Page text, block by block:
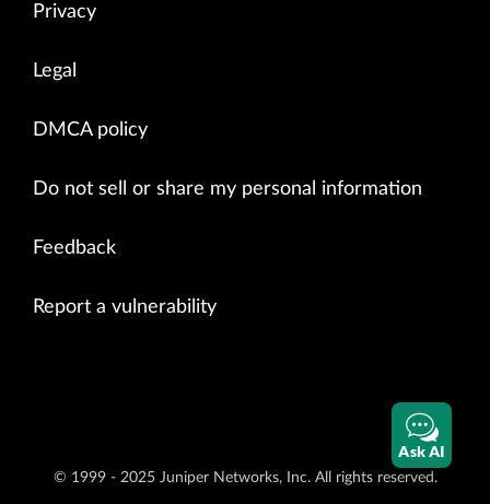
Privacy
Legal
DMCA policy
Do not sell or share my personal information
Feedback
Report a vulnerability
© 1999 - 2025 Juniper Networks, Inc. All rights reserved.
Ask AI